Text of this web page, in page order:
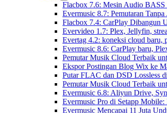
Flacbox 7.6: Mesin Audio
Evermusic 8.7: Pemutaran
Flacbox 7.4: CarPlay Dibangun
Evervideo 1.7: Plex, Jellyfin,
Evertag 4.2: koneksi cloud baru,
Evermusic 8.6: CarPlay baru,
Pemutar Musik Cloud Terbaik
Ekspor Postingan Blog Wix ke
Putar FLAC dan DSD Lossless
Pemutar Musik Cloud Terbaik
Evermusic 6.8: Aliyun Drive,
Evermusic Pro di Setapp
Evermusic Mencapai 11 Juta